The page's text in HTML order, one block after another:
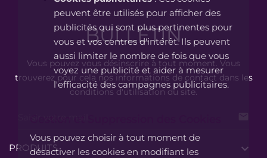
peuvent être utilisés pour afficher des
publicités qui sont plus pertinentes pour
vous et vos centres d'intérêt. Ils peuvent
aussi limiter le nombre de fois que vous
voyez une publicité et aider à mesurer
l'efficacité des campagnes publicitaires.
Vous pouvez choisir à tout moment de
désactiver les cookies en modifiant les
BULLETIN
Vous pouvez vous désinscrire à tout moment. Vous
trouverez pour cela nos informations de contact dans les
conditions d'utilisation du site.
PRODUITS 